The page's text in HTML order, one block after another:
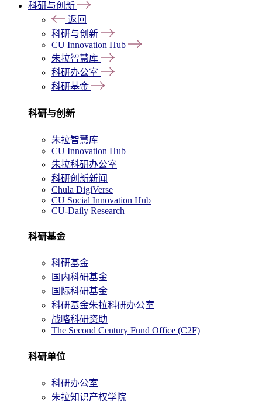
科研与创新
返回
科研与创新
CU Innovation Hub
朱拉智慧库
科研办公室
科研基金
科研与创新
朱拉智慧库
CU Innovation Hub
朱拉科研办公室
科研创新新闻
Chula DigiVerse
CU Social Innovation Hub
CU-Daily Research
科研基金
科研基金
国内科研基金
国际科研基金
科研基金朱拉科研办公室
战略科研资助
The Second Century Fund Office (C2F)
科研单位
科研办公室
朱拉知识产权学院